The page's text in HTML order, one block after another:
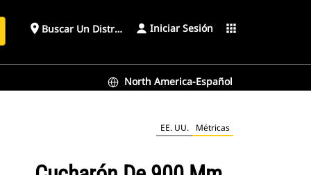
place Buscar Un Distribuidor Iniciar Sesión apps
North America-Español
EE. UU. Métricas